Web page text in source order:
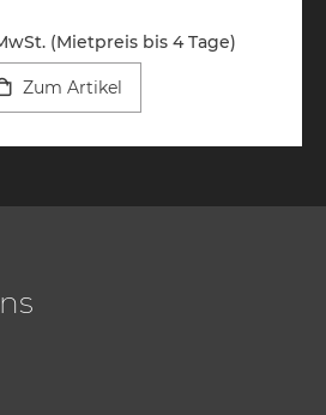
(Mietpreis bis 4 Tage)
Zum Artikel